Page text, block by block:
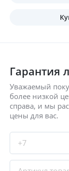
Гарантия
Уважаемый
более низкой
справа, и мы
цены для вас.